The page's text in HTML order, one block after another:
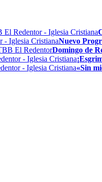
Nuevo
Domingo de
«Sin